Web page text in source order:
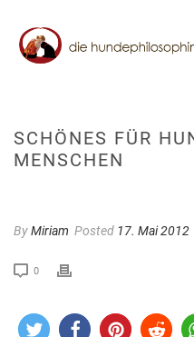
SCHÖNES FÜR
MENSCHEN
ByMiriam Posted 17. Mai 2012
0